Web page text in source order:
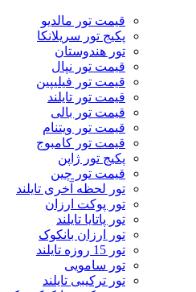
قیمت تور مالدیو
پکیج تور سریلانکا
تور هندوستان
قیمت تور نپال
قیمت تور فیلیپین
قیمت تور تایلند
قیمت تور بالی
قیمت تور ویتنام
قیمت تور کامبوج
پکیج تور ژاپن
قیمت تور چین
تور لحظه آخری تایلند
تور پوکت ارزان
تور پاتايا تايلند
تور ارزان بانکوک
تور 15 روزه تایلند
تور سامویی
تور ترکیبی تایلند